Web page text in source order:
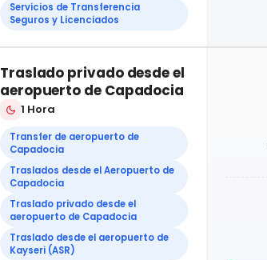
Servicios de Transferencia
Seguros y Licenciados
Traslado privado desde el
aeropuerto de Capadocia
1 Hora
Transfer de aeropuerto de
Capadocia
Traslados desde el Aeropuerto de
Capadocia
Traslado privado desde el
aeropuerto de Capadocia
Traslado desde el aeropuerto de
Kayseri (ASR)